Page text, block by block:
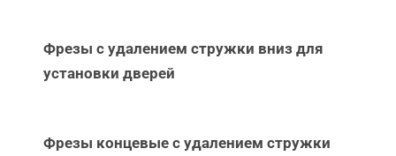
Фрезы с удалением стружки вниз для
установки дверей
Фрезы концевые с удалением стружки